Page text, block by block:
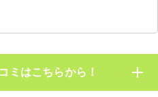
ミはこちらから！